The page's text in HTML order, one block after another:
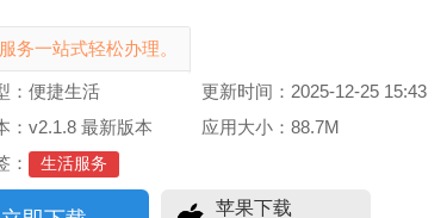
务一站式轻松办理。
：便捷生活
更新时间：2025-12-25 15:43
：v2.1.8 最新版本
应用大小：88.7M
：
生活服务
苹果下载